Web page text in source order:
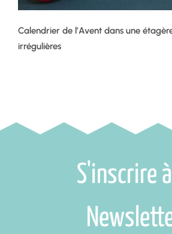
Calendrier de l’Avent dans une
irrégulières
S'inscrire